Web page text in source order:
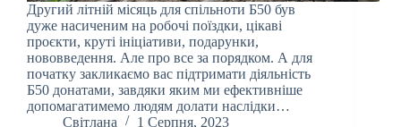
Другий літній місяць для спільноти Б50 був
дуже насиченим на робочі поїздки, цікаві
проєкти, круті ініціативи, подарунки,
нововведення. Але про все за порядком. А для
початку закликаємо вас підтримати діяльність
Б50 донатами, завдяки яким ми ефективніше
допомагатимемо людям долати наслідки…
Світлана
1 Серпня, 2023